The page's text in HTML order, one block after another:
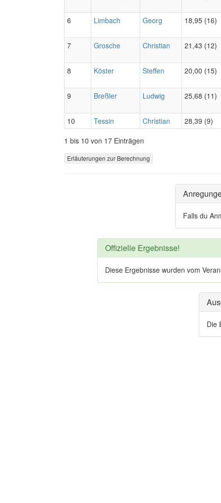
6 Limbach Georg 18,95 (16)
7 Grosche Christian 21,43 (12)
8 Köster Steffen 20,00 (15)
9 Breßler Ludwig 25,68 (11)
10 Tessin Christian
28,39 (9)
1 bis 10 von 17 Einträgen
Erläuterungen zur Berechnung
Falls du
Offizielle Ergebnisse!
Diese Ergebnisse wurden vom
Die